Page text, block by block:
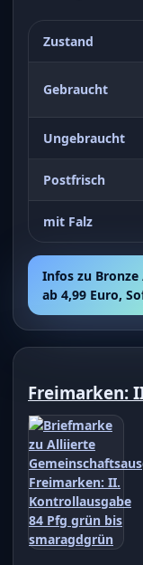
Zustand
Gebraucht
Ungebraucht
Postfrisch
mit Falz
Infos zu Bronze
ab 4,99 Euro,
Freimarken: